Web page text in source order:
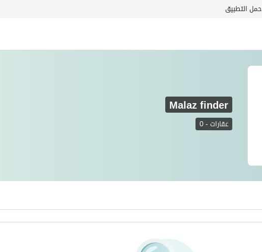
حمل التطبيق
Malaz finder
عقارات-
0